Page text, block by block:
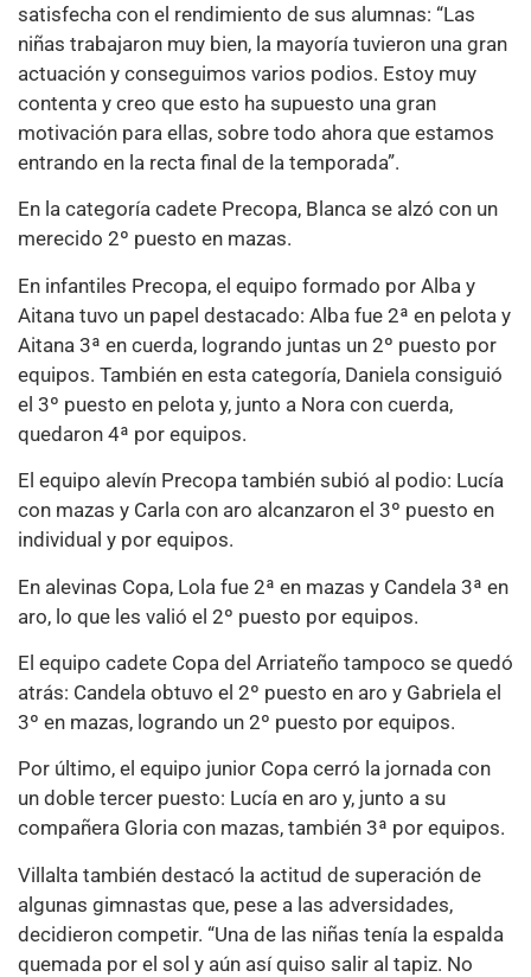
satisfecha con el rendimiento de sus alumnas: “Las
niñas trabajaron muy bien, la mayoría tuvieron una gran
actuación y conseguimos varios podios. Estoy muy
contenta y creo que esto ha supuesto una gran
motivación para ellas, sobre todo ahora que estamos
entrando en la recta final de la temporada”.
En la categoría cadete Precopa, Blanca se alzó con un
merecido 2º puesto en mazas.
En infantiles Precopa, el equipo formado por Alba y
Aitana tuvo un papel destacado: Alba fue 2ª en pelota y
Aitana 3ª en cuerda, logrando juntas un 2º puesto por
equipos. También en esta categoría, Daniela consiguió
el 3º puesto en pelota y, junto a Nora con cuerda,
quedaron 4ª por equipos.
El equipo alevín Precopa también subió al podio: Lucía
con mazas y Carla con aro alcanzaron el 3º puesto en
individual y por equipos.
En alevinas Copa, Lola fue 2ª en mazas y Candela 3ª en
aro, lo que les valió el 2º puesto por equipos.
El equipo cadete Copa del Arriateño tampoco se quedó
atrás: Candela obtuvo el 2º puesto en aro y Gabriela el
3º en mazas, logrando un 2º puesto por equipos.
Por último, el equipo junior Copa cerró la jornada con
un doble tercer puesto: Lucía en aro y, junto a su
compañera Gloria con mazas, también 3ª por equipos.
Villalta también destacó la actitud de superación de
algunas gimnastas que, pese a las adversidades,
decidieron competir. “Una de las niñas tenía la espalda
quemada por el sol y aún así quiso salir al tapiz. No